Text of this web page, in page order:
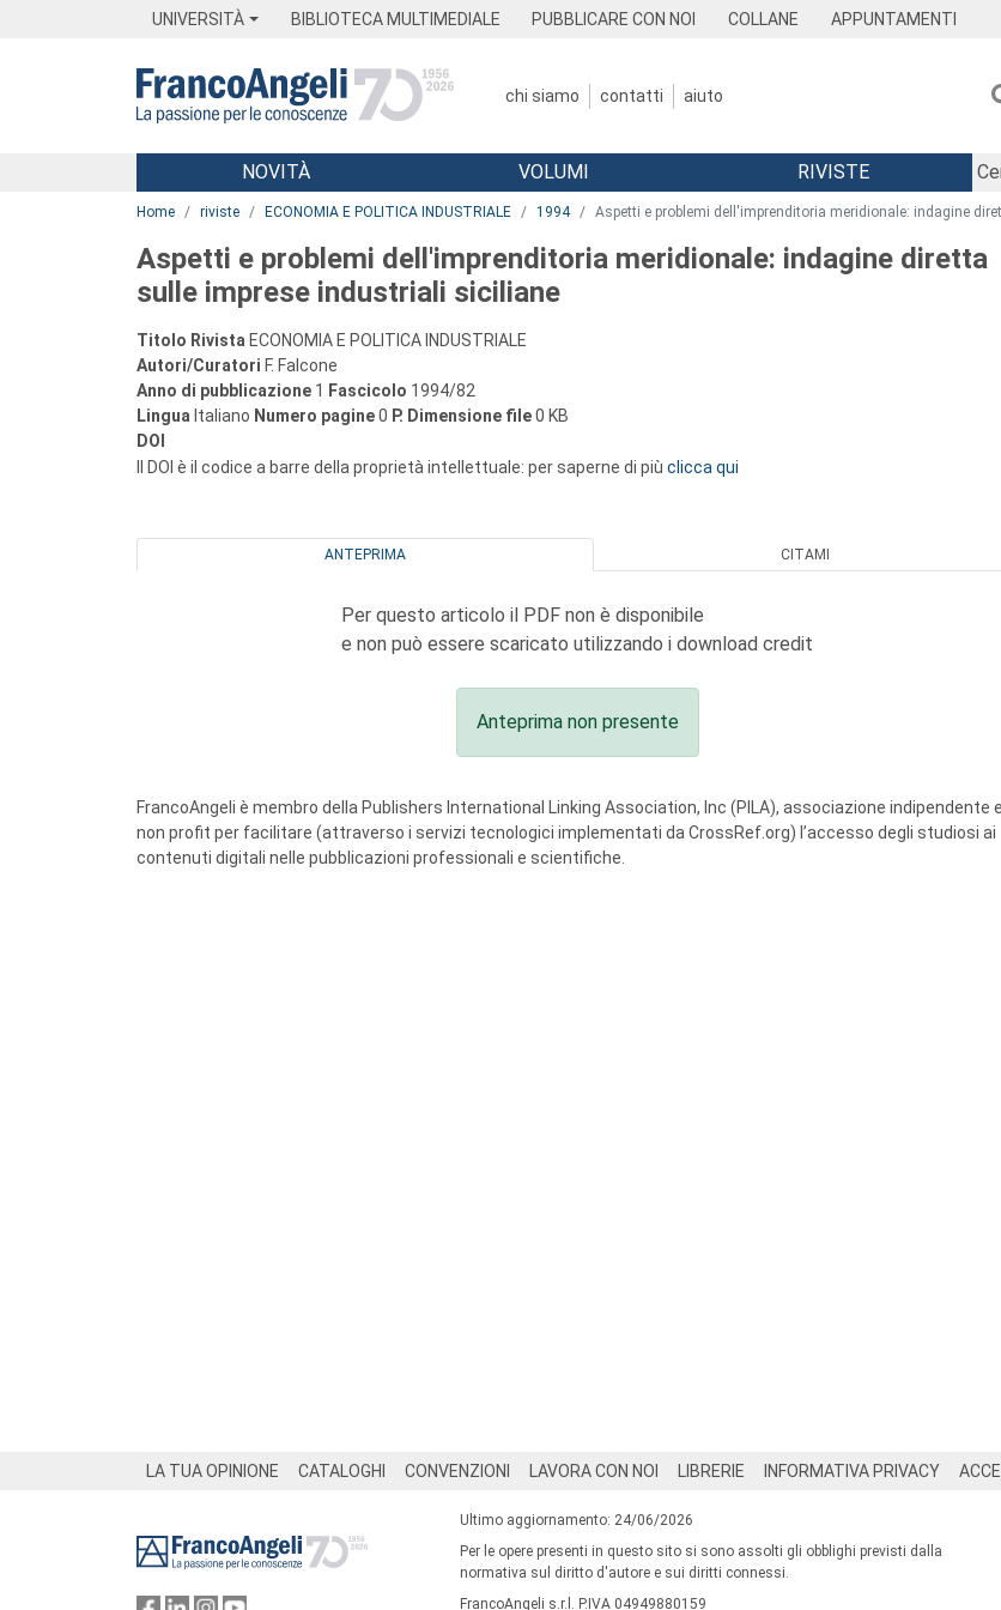
UNIVERSITÀ BIBLIOTECA MULTIMEDIALE PUBBLICARE CON NOI COLLANE APPUNTAMENTI
chi siamo contatti aiuto
Menu
NOVITÀ VOLUMI RIVISTE
Home riviste ECONOMIA E POLITICA INDUSTRIALE 1994 Aspetti e problemi dell'imprenditoria meridionale: indagine
Aspetti e problemi dell'imprenditoria meridionale: indagine diretta
sulle imprese industriali siciliane
Titolo Rivista ECONOMIA E POLITICA INDUSTRIALE
Autori/Curatori F. Falcone
Anno di pubblicazione 1 Fascicolo 1994/82
Lingua Italiano Numero pagine0 P. Dimensione file0 KB
DOI
Il DOI è il codice a barre della proprietà intellettuale: per saperne di più clicca qui
ANTEPRIMA CITAMI
Per questo articolo il PDF non è disponibile
e non può essere scaricato utilizzando i download credit
Anteprima non presente
FrancoAngeli è membro della Publishers International Linking Association, Inc (PILA), associazione indipendente e
non profit per facilitare (attraverso i servizi tecnologici implementati da CrossRef.org) l’accesso degli studiosi ai
contenuti digitali nelle pubblicazioni professionali e scientifiche.
LA TUA OPINIONE CATALOGHI CONVENZIONI LAVORA CON NOI LIBRERIE INFORMATIVA PRIVACY
Ultimo aggiornamento: 24/06/2026
Per le opere presenti in questo sito si sono assolti gli obblighi previsti dalla
normativa sul diritto d'autore e sui diritti connessi.
FrancoAngeli s.r.l. P.IVA 04949880159